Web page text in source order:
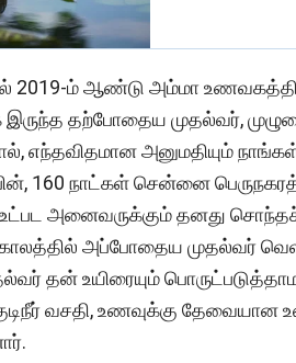
2019-ம் ஆண்டு அம்மா
இருந்த தற்போதைய முதல்வர்,
எந்தவிதமான அனுமதியும்
160 நாட்கள் சென்னை
அனைவருக்கும் தனது
அப்போதைய முதல்வர்
தன் உயிரையும்
வசதி, உணவுக்கு தேவையான